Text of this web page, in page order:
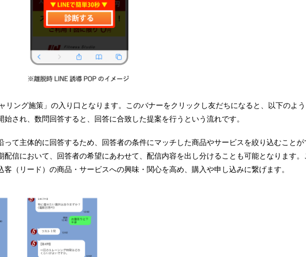
リング施策」の入り口となります。このバナーをクリックし友だちになると、以下のよ
され、数問回答すると、回答に合致した提案を行うという流れです。
って主体的に回答するため、回答者の条件にマッチした商品やサービスを絞り込むことが
配信において、回答者の希望にあわせて、配信内容を出し分けることも可能となります。
客（リード）の商品・サービスへの興味・関心を高め、購入や申し込みに繋げます。